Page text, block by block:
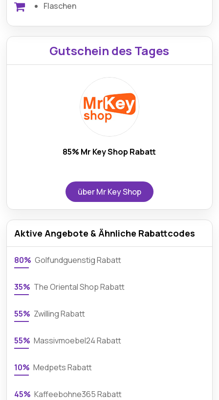
Flaschen
Gutschein des Tages
85% Mr Key Shop Rabatt
über Mr Key Shop
Aktive Angebote & Ähnliche Rabattcodes
80% Golfundguenstig Rabatt
35% The Oriental Shop Rabatt
55% Zwilling Rabatt
55% Massivmoebel24 Rabatt
10% Medpets Rabatt
45% Kaffeebohne365 Rabatt